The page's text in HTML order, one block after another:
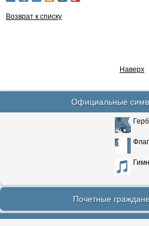
Возврат к списку
Наверх
Официальные
Герб
Флаг
Гимн
Почетные